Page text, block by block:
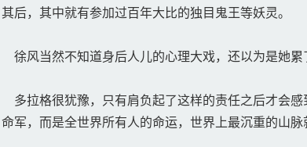
其后，其中就有参加过百年大比的独目鬼王等妖灵。
徐风当然不知道身后人儿的心理大戏，还以为是她累
多拉格很犹豫，只有肩负起了这样的责任之后才会
命军，而是全世界所有人的命运，世界上最沉重的山脉